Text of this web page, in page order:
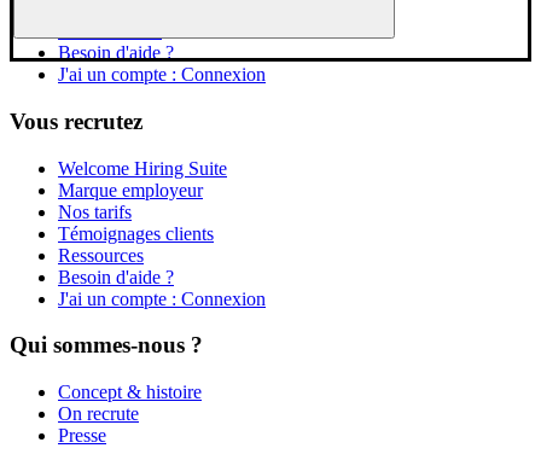
Besoin d'aide ?
J'ai un compte : Connexion
Vous recrutez
Welcome Hiring Suite
Marque employeur
Nos tarifs
Témoignages clients
Ressources
Besoin d'aide ?
J'ai un compte : Connexion
Qui sommes-nous ?
Concept & histoire
On recrute
Presse